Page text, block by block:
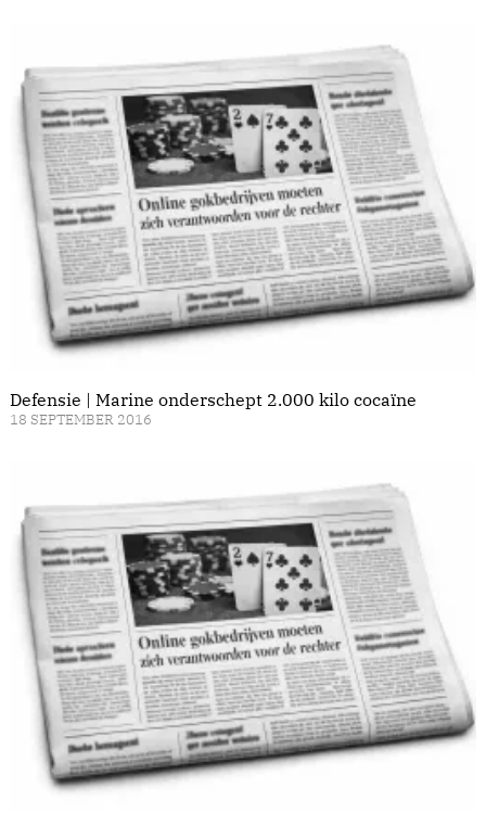
Defensie | Marine onderschept 2.000 kilo cocaïne
18 SEPTEMBER 2016